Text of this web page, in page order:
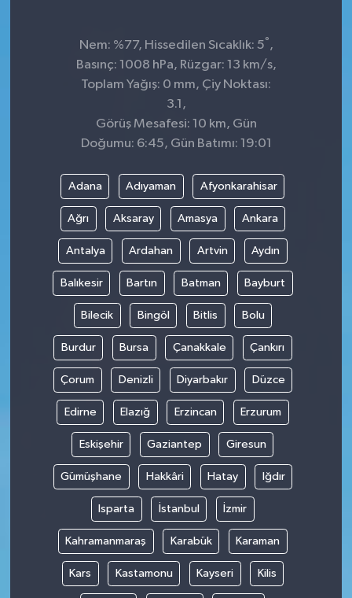
Nem: %77, Hissedilen Sıcaklık: 5° ,
Basınç: 1008 hPa, Rüzgar: 13 km/s,
Toplam Yağış: 0 mm, Çiy Noktası:
3.1,
Görüş Mesafesi: 10 km, Gün
Doğumu: 6:45, Gün Batımı: 19:01
Adana Adıyaman Afyonkarahisar
Ağrı Aksaray Amasya Ankara
Antalya Ardahan Artvin Aydın
Balıkesir Bartın Batman Bayburt
Bilecik Bingöl Bitlis Bolu
Burdur Bursa Çanakkale Çankırı
Çorum Denizli Diyarbakır Düzce
Edirne Elazığ Erzincan Erzurum
Eskişehir Gaziantep Giresun
Gümüşhane Hakkâri Hatay Iğdır
Isparta İstanbul İzmir
Kahramanmaraş Karabük Karaman
Kars Kastamonu Kayseri Kilis